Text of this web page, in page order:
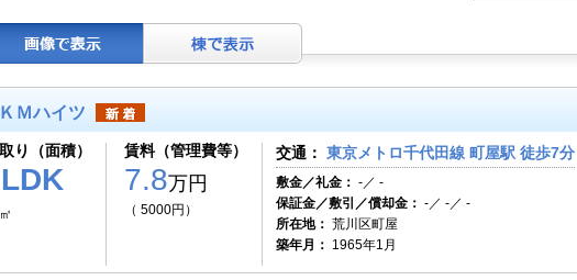
Ｍハイツ
り（面積） 賃料（管理費等）
7.8万円
（ 5000円）
交通： 東京メトロ千代田線 町屋駅 徒歩7分
敷金／礼金： -／ -
保証金／敷引／償却金： -／ -／ -
所在地： 荒川区町屋
築年月： 1965年1月